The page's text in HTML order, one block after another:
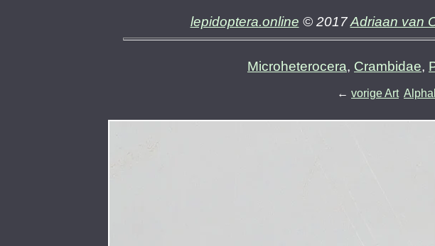
lepidoptera.online © 2017Adriaan van
Microheterocera, Crambidae,
← vorige Art